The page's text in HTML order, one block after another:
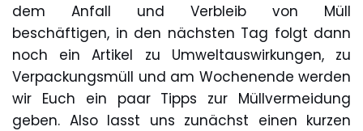
dem Anfall und Verbleib von Müll
beschäftigen, in den nächsten Tag folgt dann
noch ein Artikel zu Umweltauswirkungen, zu
Verpackungsmüll und am Wochenende werden
wir Euch ein paar Tipps zur Müllvermeidung
geben. Also lasst uns zunächst einen kurzen